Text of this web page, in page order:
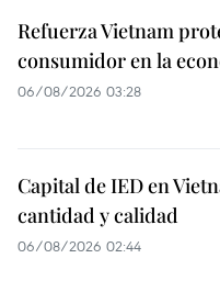
Refuerza Vietnam
consumidor en la
06/08/2026 03:28
Capital de IED en
cantidad y calidad
06/08/2026 02:44